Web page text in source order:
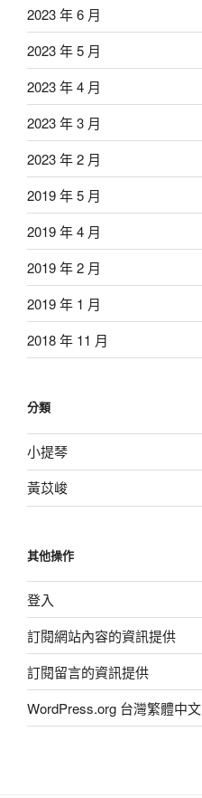
2023 年 6 月
2023 年 5 月
2023 年 4 月
2023 年 3 月
2023 年 2 月
2019 年 5 月
2019 年 4 月
2019 年 2 月
2019 年 1 月
2018 年 11 月
分類
小提琴
黃苡峻
其他操作
登入
訂閱網站內容的資訊提供
訂閱留言的資訊提供
WordPress.org 台灣繁體中文